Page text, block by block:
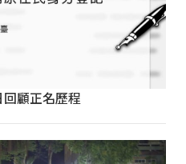
顧正名歷程